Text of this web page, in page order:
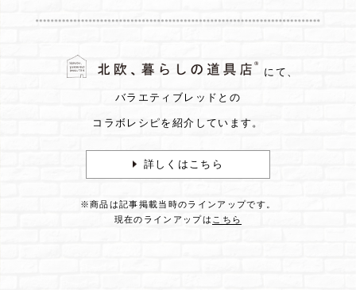
にて、
バラエティブレッドとの
コラボレシピを紹介しています。
詳しくはこちら
※商品は記事掲載当時のラインアップです。
現在のラインアップは こちら